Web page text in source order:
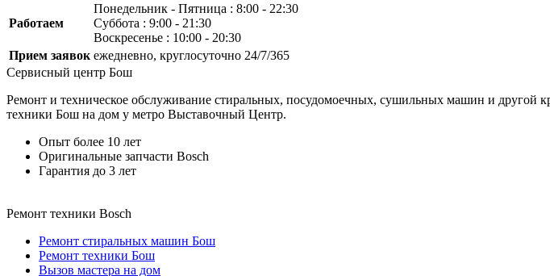
Работаем
Понедельник ‐ Пятница : 8:00 - 22:30
Суббота : 9:00 - 21:30
Воскресенье : 10:00 - 20:30
Прием заявок ежедневно, круглосуточно 24/7/365
Сервисный центр Бош
Ремонт и техническое обслуживание стиральных, посудомоечных, сушильных машин и другой
техники Бош на дом у метро Выставочный Центр.
Опыт более 10 лет
Оригинальные запчасти Bosch
Гарантия до 3 лет
Ремонт техники Bosch
Ремонт стиральных машин Бош
Ремонт техники Бош
Вызов мастера на дом